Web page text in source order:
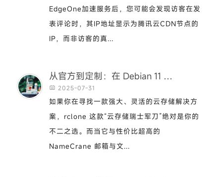
EdgeOne加速服务后，您可能会发现访客在发
表评论时，其IP地址显示为腾讯云CDN节点的
IP，而非访客的真...
从官方到定制：在 Debian 11 上无缝集成 rclone 与 NameCrane 存储
 2025-07-31
如果你在寻找一款强大、灵活的云存储解决方
案，rclone 这款“云存储瑞士军刀”绝对是你的
不二之选。而当它与性价比超高的
NameCrane 邮箱与文...